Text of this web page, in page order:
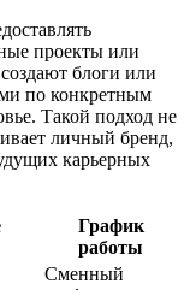
проекты или
блоги или
по конкретным
Такой подход не
личный бренд,
карьерных
График
работы
Сменный